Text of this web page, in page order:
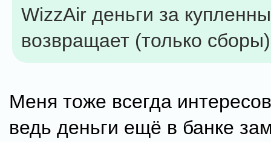
WizzAir деньги за
возвращает (только
Меня тоже всегда
ведь деньги ещё в банке